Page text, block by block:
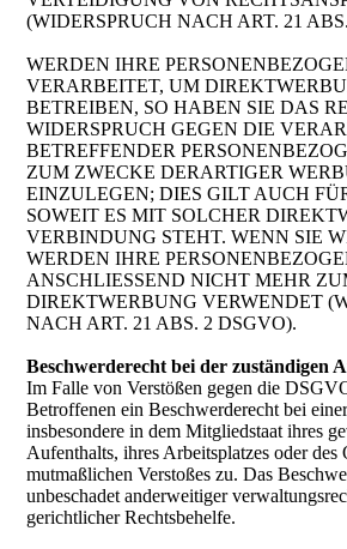
(WIDERSPRUCH NACH ART. 21
WERDEN IHRE
VERARBEITET, UM
BETREIBEN, SO HABEN SIE DAS
WIDERSPRUCH GEGEN DIE
BETREFFENDER
ZUM ZWECKE DERARTIGER
EINZULEGEN; DIES GILT AUCH
SOWEIT ES MIT SOLCHER
VERBINDUNG STEHT. WENN SIE
WERDEN IHRE
ANSCHLIESSEND NICHT MEHR
DIREKTWERBUNG VERWENDET
NACH ART. 21 ABS. 2 DSGVO).
Beschwerderecht bei der zuständigen
Im Falle von Verstößen gegen die
Betroffenen ein Beschwerderecht bei
insbesondere in dem Mitgliedstaat ihres
Aufenthalts, ihres Arbeitsplatzes oder des
mutmaßlichen Verstoßes zu. Das
unbeschadet anderweitiger
gerichtlicher Rechtsbehelfe.